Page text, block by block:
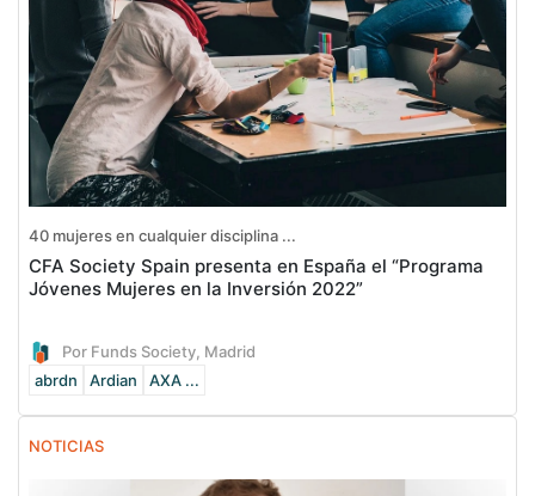
40 mujeres en cualquier disciplina ...
CFA Society Spain presenta en España el “Programa
Jóvenes Mujeres en la Inversión 2022”
Por Funds Society, Madrid
abrdn
Ardian AXA ...
NOTICIAS